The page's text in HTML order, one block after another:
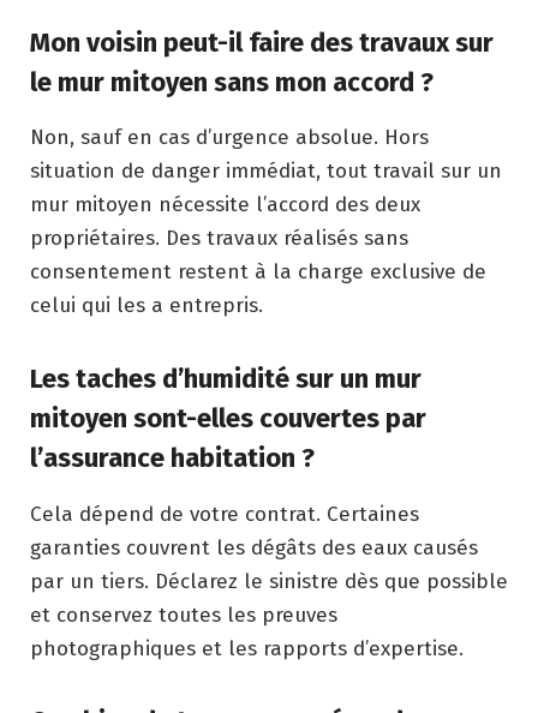
Mon voisin peut-il faire des travaux sur
le mur mitoyen sans mon accord ?
Non, sauf en cas d’urgence absolue. Hors
situation de danger immédiat, tout travail sur un
mur mitoyen nécessite l’accord des deux
propriétaires. Des travaux réalisés sans
consentement restent à la charge exclusive de
celui qui les a entrepris.
Les taches d’humidité sur un mur
mitoyen sont-elles couvertes par
l’assurance habitation ?
Cela dépend de votre contrat. Certaines
garanties couvrent les dégâts des eaux causés
par un tiers. Déclarez le sinistre dès que possible
et conservez toutes les preuves
photographiques et les rapports d’expertise.